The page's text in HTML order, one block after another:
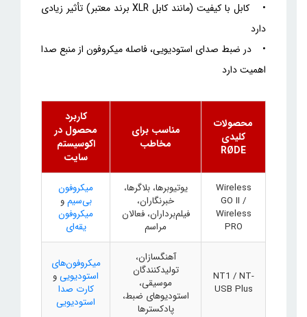
• کابل با کیفیت (مانند کابل XLR برند معتبر) تأثیر زیادی
دارد
• در ضبط صدای استودیویی، فاصله میکروفون از منبع صدا
اهمیت دارد
محصولات
کلیدی
RØDE
مناسب برای
مخاطب
کاربرد
محصول در
اکوسیستم
سایت
Wireless
GO II /
Wireless
PRO
یوتیوبرها، بلاگرها،
خبرنگاران،
فیلم‌برداران، فعالان
مراسم
میکروفون
بی‌سیمو
میکروفون
یقه‌ای
NT1 / NT-
USB Plus
آهنگسازان،
تولیدکنندگان
موسیقی،
استودیوهای ضبط،
پادکسترها
میکروفون‌های
استودیوییو
کارت صدا
استودیویی